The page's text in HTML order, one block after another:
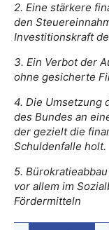
2. Eine stärkere
den
Investitionskraft
3. Ein Verbot der
ohne gesicherte
4. Die Umsetzung
des Bundes an
der gezielt die
Schuldenfalle holt.
5.
vor allem im
Fördermitteln